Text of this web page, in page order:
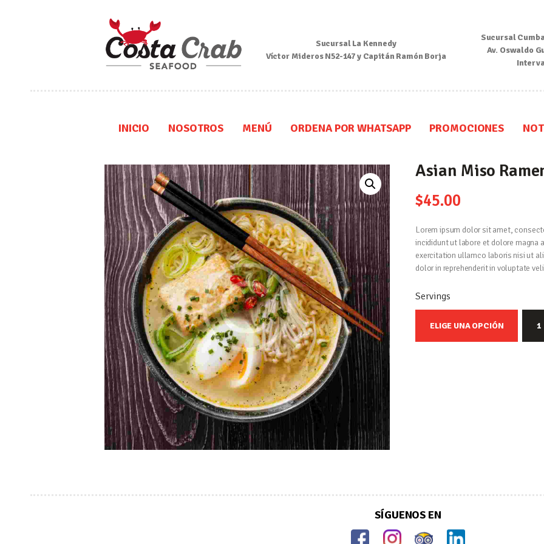
Sucursal La Kennedy
Víctor Mideros N52-147 y Capitán Ramón Borja
Sucursal
Av. Oswaldo
INICIO NOSOTROS MENÚ ORDENA POR WHATSAPP PROMOCIONES
Nosotros
Noticias
Contacto y Reserva
Asian Miso
$45.00
Lorem ipsum dolor sit amet,
incididunt ut labore et dolore magna
exercitation ullamco laboris nisi ut
dolor in reprehenderit in voluptate
Servings
ELIGE UNA OPCIÓN 1
SÍGUENOS EN